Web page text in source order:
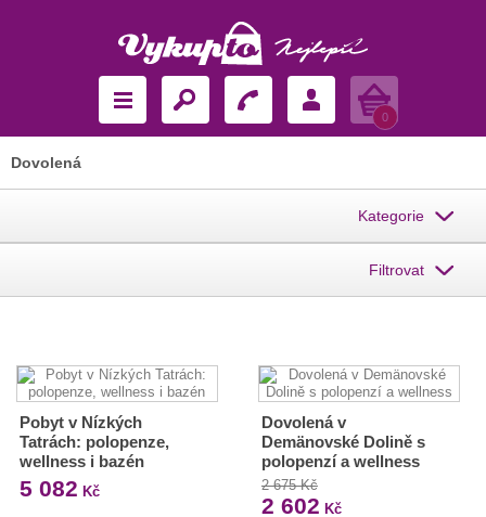
Košík
0
Dovolená
Kategorie
Filtrovat
Pobyt v Nízkých
Tatrách: polopenze,
wellness i bazén
5 082 Kč
Dovolená v
Demänovské Dolině s
polopenzí a wellness
2 675 Kč
2 602 Kč